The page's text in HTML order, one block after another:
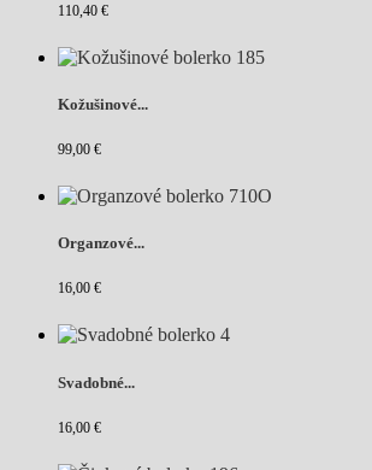
110,40 €
Kožušinové...
99,00 €
Organzové...
16,00 €
Svadobné...
16,00 €